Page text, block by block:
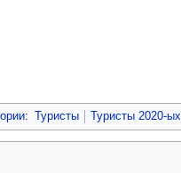
: Туристы Туристы 2020-ых